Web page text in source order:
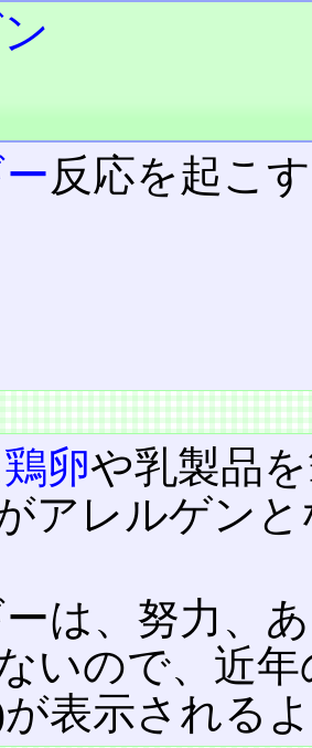
反応を起こ
鶏卵や乳製品
アレルゲン
は、努力、
いので、近
が表示される